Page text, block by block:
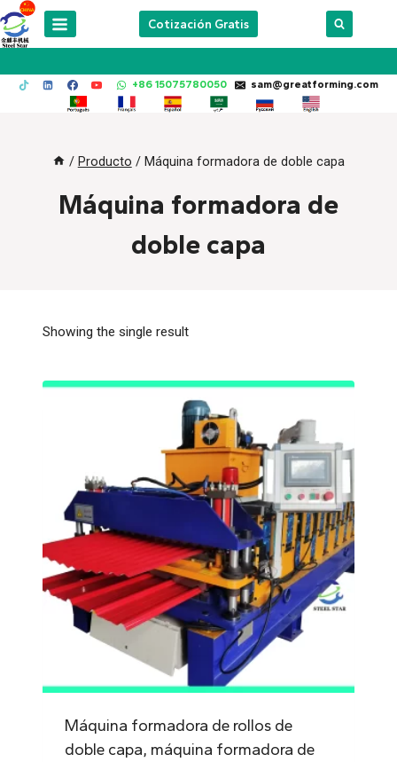
Skip
to
Cotización Gratis
+86 15075780050 sam@greatforming.com
/ Producto / Máquina formadora de doble capa
Máquina formadora de
doble capa
Showing the single result
Máquina formadora de rollos de
doble capa, máquina formadora de